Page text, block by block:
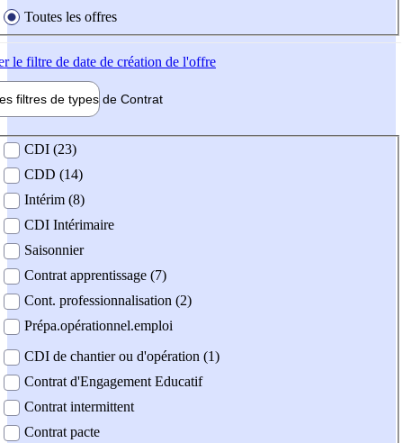
Toutes les offres
le filtre de date de création de l'offre
filtres de types de Contrat
contrat
CDI (23)
CDD (14)
Intérim (8)
CDI Intérimaire
Saisonnier
Contrat apprentissage (7)
Cont. professionnalisation (2)
Prépa.opérationnel.emploi
CDI de chantier ou d'opération (1)
Contrat d'Engagement Educatif
Contrat intermittent
Contrat pacte